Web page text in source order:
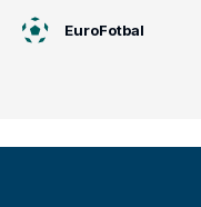
EuroFotbal